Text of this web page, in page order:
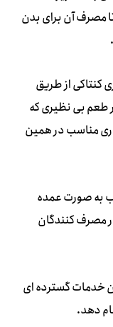
مصرف آن برای بدن
کنتاکی از طریق
طعم بی نظیری که
مناسب در همین
به صورت عمده
مصرف کنندگان
خدمات گسترده ای
دهد.